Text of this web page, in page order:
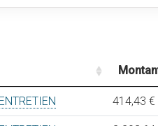
414,43 €